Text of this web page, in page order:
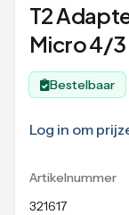
T2
Micro 4/3
Bestelbaar
Log in om
Artikelnummer
321617